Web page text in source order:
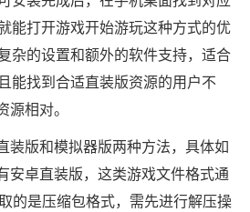
能打开游戏开始游玩这种方式的优
杂的设置和额外的软件支持，适合
能找到合适直装版资源的用户不
源相对。
装版和模拟器版两种方法，具体如
安卓直装版，这类游戏文件格式通
的是压缩包格式，需先进行解压操